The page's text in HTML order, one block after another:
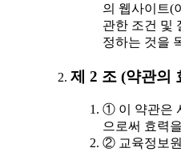
의 웹사이트(
관한 조건 및
정하는 것을
제 2 조 (약관의
① 이 약관은
으로써 효력
② 교육정보